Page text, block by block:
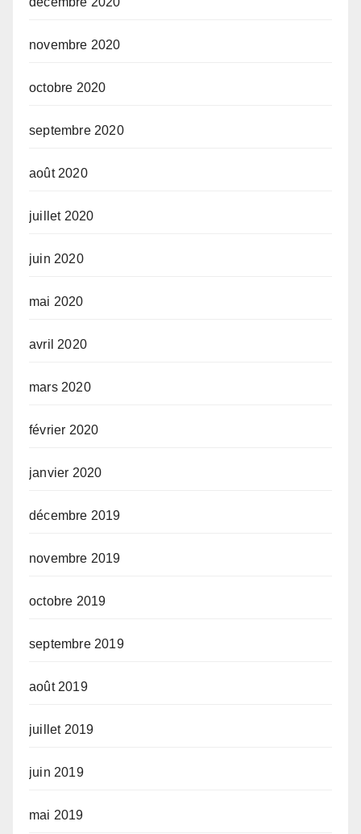
novembre 2020
octobre 2020
septembre 2020
août 2020
juillet 2020
juin 2020
mai 2020
avril 2020
mars 2020
février 2020
janvier 2020
décembre 2019
novembre 2019
octobre 2019
septembre 2019
août 2019
juillet 2019
juin 2019
mai 2019